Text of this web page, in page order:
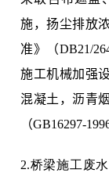
施，扬尘排放
准》（DB21/
施工机械加强
混凝土，沥青
（GB16297-
2.桥梁施工废水